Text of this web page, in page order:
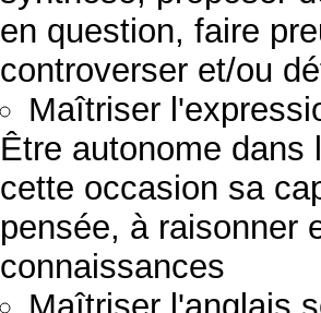
en question, faire
controverser et/ou
Maîtriser
Être autonome
cette occasion sa
pensée, à raisonner
connaissances